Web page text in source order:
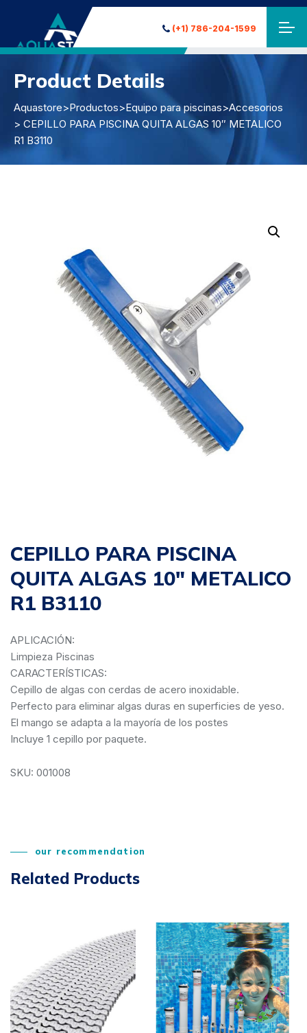
(+1) 786-204-1599
Product Details
Aquastore>Productos>Equipo para piscinas>Accesorios
> CEPILLO PARA PISCINA QUITA ALGAS 10″ METALICO
R1 B3110
CEPILLO PARA PISCINA
QUITA ALGAS 10″ METALICO
R1 B3110
APLICACIÓN:
Limpieza Piscinas
CARACTERÍSTICAS:
Cepillo de algas con cerdas de acero inoxidable.
Perfecto para eliminar algas duras en superficies de yeso.
El mango se adapta a la mayoría de los postes
Incluye 1 cepillo por paquete.
SKU: 001008
our recommendation
Related Products